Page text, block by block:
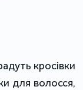
кросівки
для волосся,